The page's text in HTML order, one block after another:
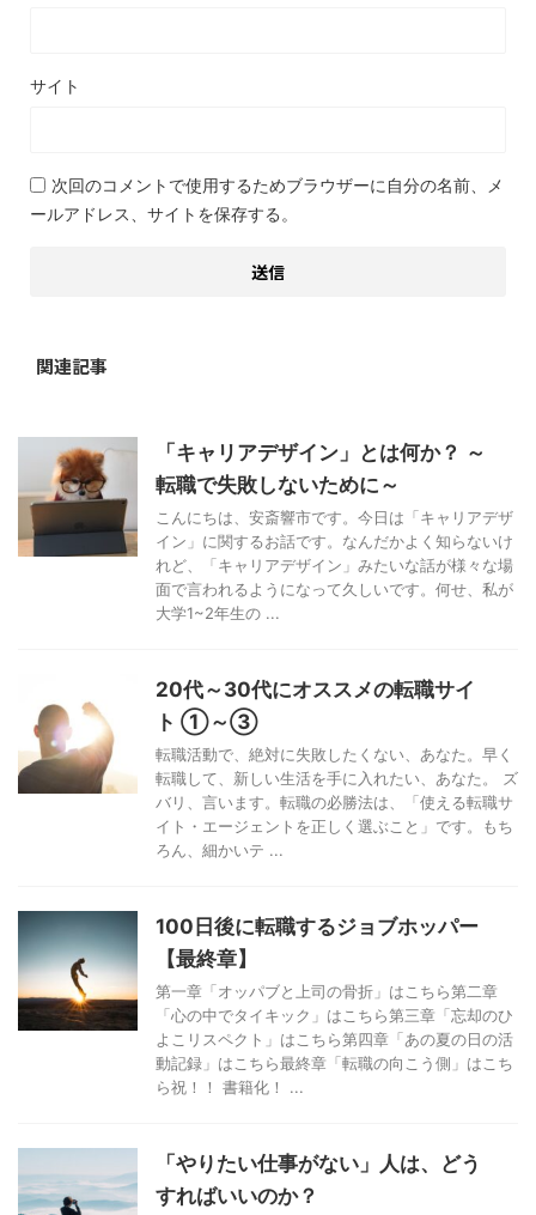
サイト
次回のコメントで使用するためブラウザーに自分の名前、メ
ールアドレス、サイトを保存する。
関連記事
「キャリアデザイン」とは何か？ ～
転職で失敗しないために～
こんにちは、安斎響市です。今日は「キャリアデザ
イン」に関するお話です。なんだかよく知らないけ
れど、「キャリアデザイン」みたいな話が様々な場
面で言われるようになって久しいです。何せ、私が
大学1~2年生の ...
20代～30代にオススメの転職サイ
ト ①～③
転職活動で、絶対に失敗したくない、あなた。早く
転職して、新しい生活を手に入れたい、あなた。 ズ
バリ、言います。転職の必勝法は、「使える転職サ
イト・エージェントを正しく選ぶこと」です。もち
ろん、細かいテ ...
100日後に転職するジョブホッパー
【最終章】
第一章「オッパブと上司の骨折」はこちら第二章
「心の中でタイキック」はこちら第三章「忘却のひ
よこリスペクト」はこちら第四章「あの夏の日の活
動記録」はこちら最終章「転職の向こう側」はこち
ら祝！！ 書籍化！ ...
「やりたい仕事がない」人は、どう
すればいいのか？